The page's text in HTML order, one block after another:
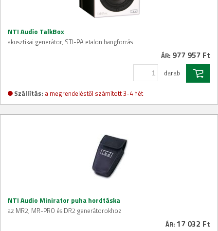
NTI Audio TalkBox
akusztikai generátor, STI-PA etalon hangforrás
ÁR: 977 957 Ft
darab
Szállítás: a megrendeléstől számított 3-4 hét
NTI Audio Minirator puha hordtáska
az MR2, MR-PRO és DR2 generátorokhoz
ÁR: 17 032 Ft